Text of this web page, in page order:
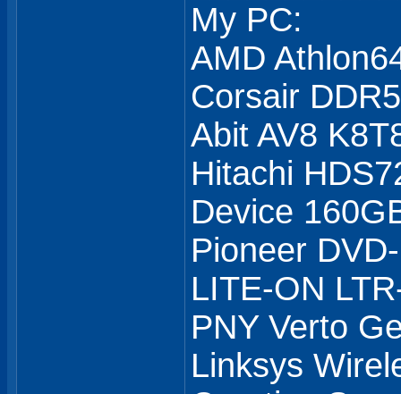
My PC:
AMD
Corsair
Abit AV8
Hitachi
Device
Pioneer
LITE-ON
PNY Verto
Linksys